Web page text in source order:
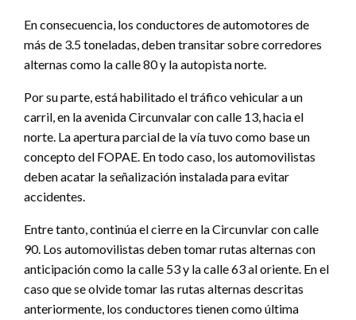
En consecuencia, los conductores de automotores de
más de 3.5 toneladas, deben transitar sobre corredores
alternas como la calle 80 y la autopista norte.
Por su parte, está habilitado el tráfico vehicular a un
carril, en la avenida Circunvalar con calle 13, hacia el
norte. La apertura parcial de la vía tuvo como base un
concepto del FOPAE. En todo caso, los automovilistas
deben acatar la señalización instalada para evitar
accidentes.
Entre tanto, continúa el cierre en la Circunvlar con calle
90. Los automovilistas deben tomar rutas alternas con
anticipación como la calle 53 y la calle 63 al oriente. En el
caso que se olvide tomar las rutas alternas descritas
anteriormente, los conductores tienen como última